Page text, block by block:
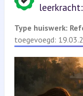
Type huiswerk:
toegevoegd: